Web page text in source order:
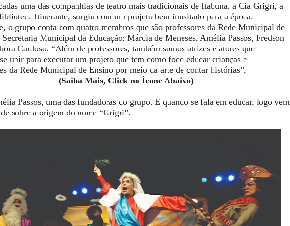
uma das companhias de teatro mais tradicionais de Itabuna, a Cia Grigri, a
Itinerante, surgiu com um projeto bem inusitado para a época.
o grupo conta com quatro membros que são professores da Rede Municipal de
Municipal da Educação: Márcia de Meneses, Amélia Passos, Fredson
Cardoso. “Além de professores, também somos atrizes e atores que
unir para executar um projeto que tem como foco educar crianças e
da Rede Municipal de Ensino por meio da arte de contar histórias”,
(Saiba Mais, Click no Ícone Abaixo)
Passos, uma das fundadoras do grupo. E quando se fala em educar, logo vem
sobre a origem do nome “Grigri”.